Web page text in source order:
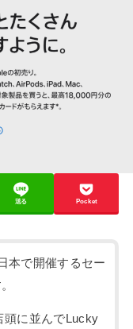
送る Pocket
本で開催するセー
頭に並んでLucky